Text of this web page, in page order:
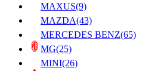
MAXUS(9)
MAZDA(43)
MERCEDES BENZ(65)
MG(25)
MINI(26)